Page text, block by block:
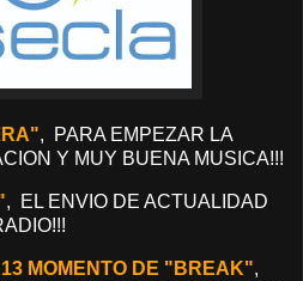
, PARA EMPEZAR LA
Y MUY BUENA MUSICA!!!
, EL ENVIO DE ACTUALIDAD
MOMENTO DE "BREAK",